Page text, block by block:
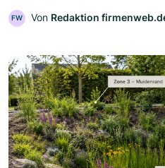
FW Von Redaktion